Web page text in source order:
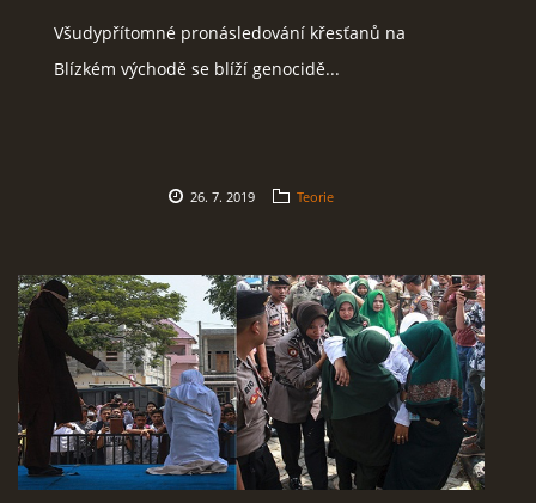
SOCIÁLNÍ SÍTĚ
Všudypřítomné pronásledování křesťanů na
Blízkém východě se blíží genocidě...
26. 7. 2019 Teorie